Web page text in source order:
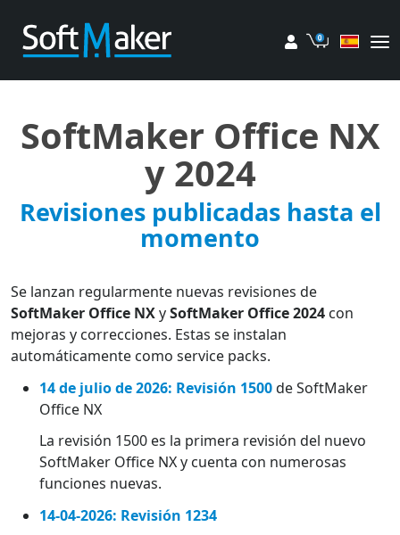
Mi cuenta
Carrito de
SoftMaker Office NX
y 2024
Revisiones publicadas hasta el
momento
Se lanzan regularmente nuevas revisiones de
SoftMaker Office NXySoftMaker Office 2024 con
mejoras y correcciones. Estas se instalan
automáticamente como service packs.
14 de julio de 2026: Revisión 1500de SoftMaker
Office NX
La revisión 1500 es la primera revisión del nuevo
SoftMaker Office NX y cuenta con numerosas
funciones nuevas.
14-04-2026: Revisión 1234